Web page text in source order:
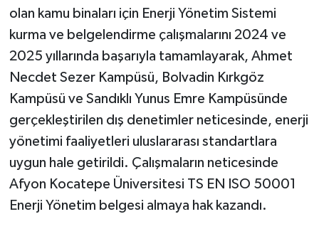
olan kamu binaları için Enerji Yönetim Sistemi
kurma ve belgelendirme çalışmalarını 2024 ve
2025 yıllarında başarıyla tamamlayarak, Ahmet
Necdet Sezer Kampüsü, Bolvadin Kırkgöz
Kampüsü ve Sandıklı Yunus Emre Kampüsünde
gerçekleştirilen dış denetimler neticesinde, enerji
yönetimi faaliyetleri uluslararası standartlara
uygun hale getirildi. Çalışmaların neticesinde
Afyon Kocatepe Üniversitesi TS EN ISO 50001
Enerji Yönetim belgesi almaya hak kazandı.